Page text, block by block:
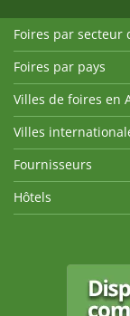
Foires par secteur
Foires par pays
Villes de foires en
Villes
Fournisseurs
Hôtels